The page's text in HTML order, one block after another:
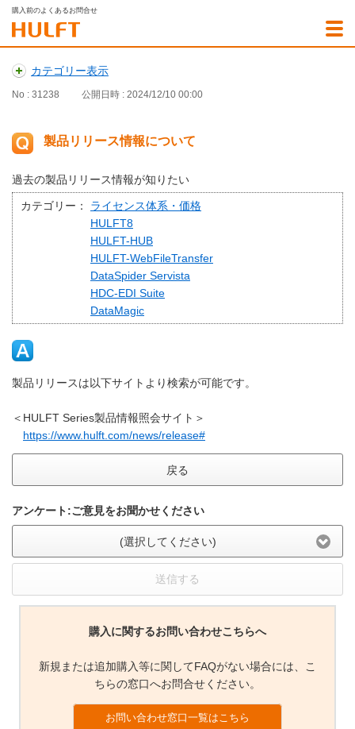
購入前のよくあるお問合せ
カテゴリー表示
No : 31238 公開日時 : 2024/12/10 00:00
製品リリース情報について
過去の製品リリース情報が知りたい
カテゴリー：
ライセンス体系・価格
HULFT8
HULFT-HUB
HULFT-WebFileTransfer
DataSpider Servista
HDC-EDI Suite
DataMagic
製品リリースは以下サイトより検索が可能です。
＜HULFT Series製品情報照会サイト＞
https://www.hulft.com/news/release#
戻る
アンケート:ご意見をお聞かせください
(選択してください)
送信する
購入に関するお問い合わせこちらへ
新規または追加購入等に関してFAQがない場合には、こ
ちらの窓口へお問合せください。
お問い合わせ窓口一覧はこちら